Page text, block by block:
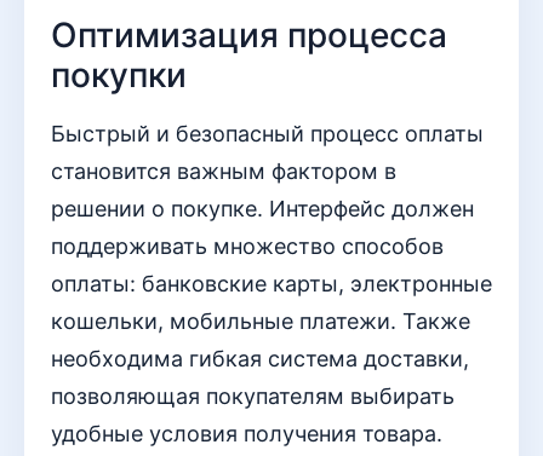
Оптимизация процесса
покупки
Быстрый и безопасный процесс оплаты
становится важным фактором в
решении о покупке. Интерфейс должен
поддерживать множество способов
оплаты: банковские карты, электронные
кошельки, мобильные платежи. Также
необходима гибкая система доставки,
позволяющая покупателям выбирать
удобные условия получения товара.